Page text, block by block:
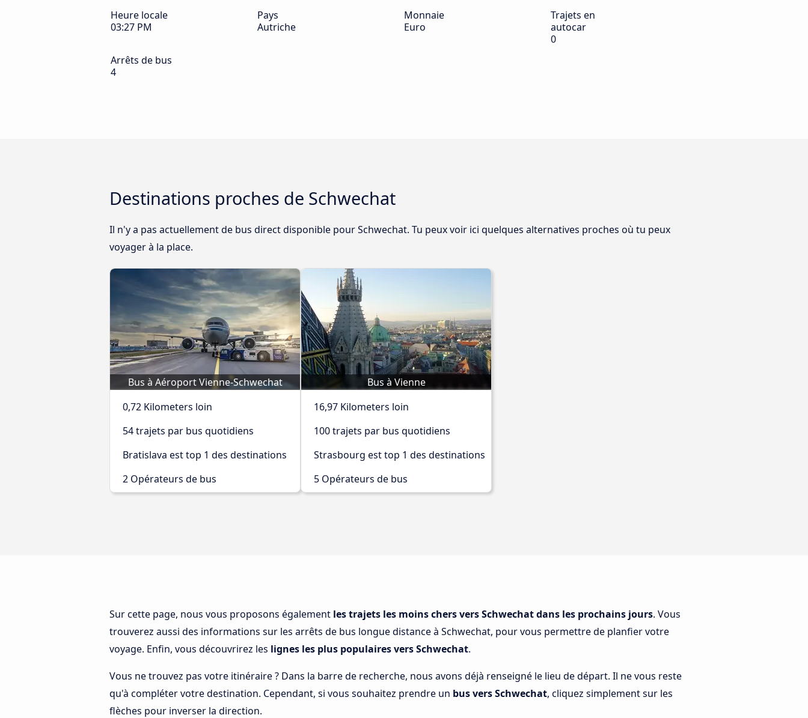
Heure locale
03:27 PM
Pays
Autriche
Monnaie
Euro
Trajets en
autocar
0
Arrêts de bus
4
Destinations proches de Schwechat
Il n'y a pas actuellement de bus direct disponible pour Schwechat. Tu peux voir ici quelques alternatives proches où tu peux
voyager à la place.
Bus à Aéroport Vienne-Schwechat
0,72 Kilometers loin
54 trajets par bus quotidiens
Bratislava est top 1 des destinations
2 Opérateurs de bus
Bus à Vienne
16,97 Kilometers loin
100 trajets par bus quotidiens
Strasbourg est top 1 des destinations
5 Opérateurs de bus
Sur cette page, nous vous proposons également les trajets les moins chers vers Schwechat dans les prochains jours. Vous
trouverez aussi des informations sur les arrêts de bus longue distance à Schwechat, pour vous permettre de planfier votre
voyage. Enfin, vous découvrirez les lignes les plus populaires vers Schwechat.
Vous ne trouvez pas votre itinéraire ? Dans la barre de recherche, nous avons déjà renseigné le lieu de départ. Il ne vous reste
qu'à compléter votre destination. Cependant, si vous souhaitez prendre un bus vers Schwechat, cliquez simplement sur les
flèches pour inverser la direction.